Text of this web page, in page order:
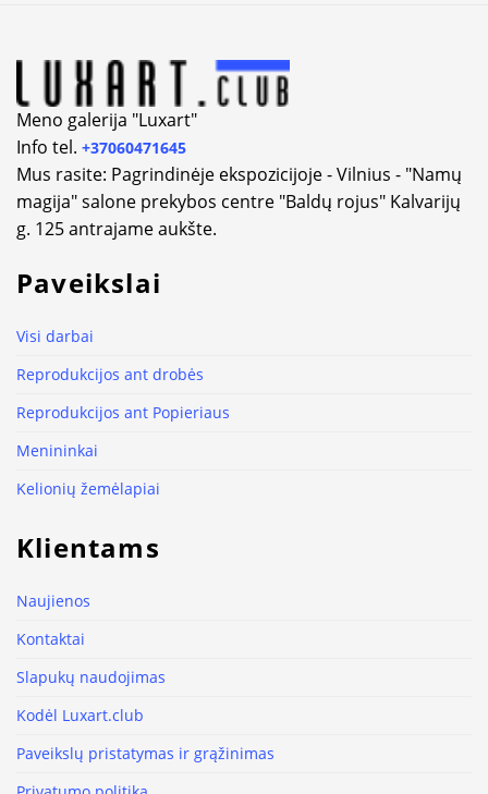
Meno galerija "Luxart"
Info tel. +37060471645
Mus rasite: Pagrindinėje ekspozicijoje - Vilnius - "Namų
magija" salone prekybos centre "Baldų rojus" Kalvarijų
g. 125 antrajame aukšte.
Paveikslai
Visi darbai
Reprodukcijos ant drobės
Reprodukcijos ant Popieriaus
Menininkai
Kelionių žemėlapiai
Klientams
Naujienos
Kontaktai
Slapukų naudojimas
Kodėl Luxart.club
Paveikslų pristatymas ir grąžinimas